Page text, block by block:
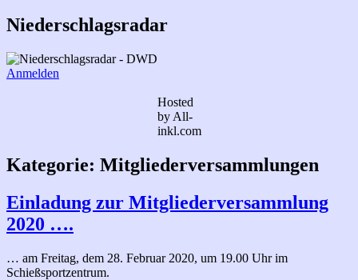
Niederschlagsradar
Anmelden
Hosted
by All-
inkl.com
Kategorie: Mitgliederversammlungen
Einladung zur Mitgliederversammlung
2020 ….
… am Freitag, dem 28. Februar 2020, um 19.00 Uhr im
Schießsportzentrum.